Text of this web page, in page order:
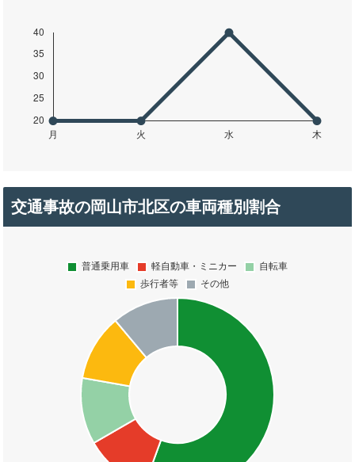
交通事故の岡山市北区の車両種別割合